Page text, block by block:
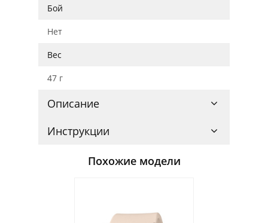
Бой
Нет
Вес
47 г
Описание
Инструкции
Похожие модели